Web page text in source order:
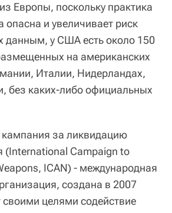
Европы, поскольку практика
опасна и увеличивает риск
данным, у США есть около 150
на американских
Италии, Нидерландах,
без каких-либо официальных
за ликвидацию
(International Campaign to
ICAN) - международная
создана в 2007
своими целями содействие